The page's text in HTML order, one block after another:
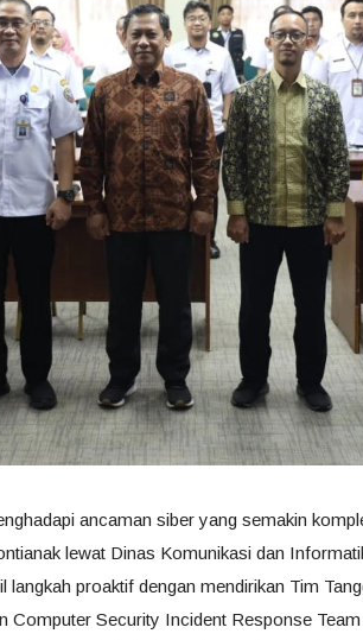
ancaman siber yang semakin
lewat Dinas Komunikasi dan
langkah proaktif dengan mendirikan Tim
Computer Security Incident Response